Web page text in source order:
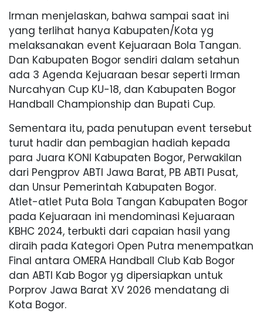
Irman menjelaskan, bahwa sampai saat ini
yang terlihat hanya Kabupaten/Kota yg
melaksanakan event Kejuaraan Bola Tangan.
Dan Kabupaten Bogor sendiri dalam setahun
ada 3 Agenda Kejuaraan besar seperti Irman
Nurcahyan Cup KU-18, dan Kabupaten Bogor
Handball Championship dan Bupati Cup.
Sementara itu, pada penutupan event tersebut
turut hadir dan pembagian hadiah kepada
para Juara KONI Kabupaten Bogor, Perwakilan
dari Pengprov ABTI Jawa Barat, PB ABTI Pusat,
dan Unsur Pemerintah Kabupaten Bogor.
Atlet-atlet Puta Bola Tangan Kabupaten Bogor
pada Kejuaraan ini mendominasi Kejuaraan
KBHC 2024, terbukti dari capaian hasil yang
diraih pada Kategori Open Putra menempatkan
Final antara OMERA Handball Club Kab Bogor
dan ABTI Kab Bogor yg dipersiapkan untuk
Porprov Jawa Barat XV 2026 mendatang di
Kota Bogor.